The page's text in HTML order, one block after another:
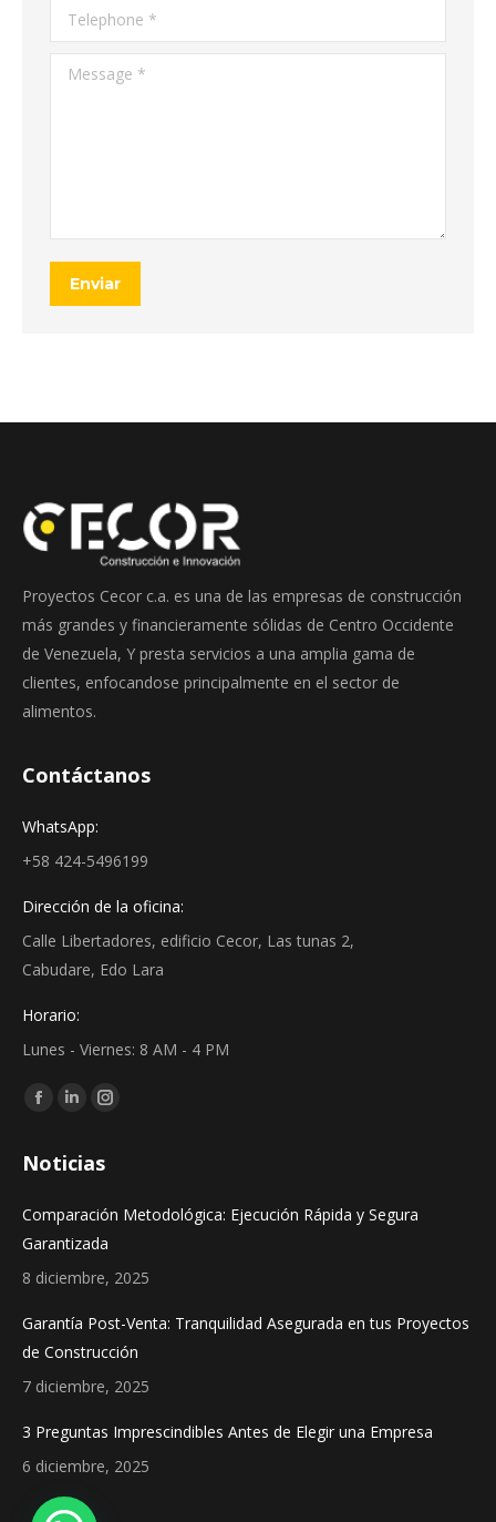
Telephone *
Message *
Enviar
Proyectos Cecor c.a. es una de las empresas de construcción
más grandes y financieramente sólidas de Centro Occidente
de Venezuela, Y presta servicios a una amplia gama de
clientes, enfocandose principalmente en el sector de
alimentos.
Contáctanos
WhatsApp:
+58 424-5496199
Dirección de la oficina:
Calle Libertadores, edificio Cecor, Las tunas 2,
Cabudare, Edo Lara
Horario:
Lunes - Viernes: 8 AM - 4 PM
Find us on:
Facebook
opens
new
window
Linkedin
opens
new
window
Instagram
opens
new
window
Noticias
Comparación Metodológica: Ejecución Rápida y Segura
Garantizada
8 diciembre, 2025
Garantía Post-Venta: Tranquilidad Asegurada en tus Proyectos
de Construcción
7 diciembre, 2025
3 Preguntas Imprescindibles Antes de Elegir una Empresa
6 diciembre, 2025